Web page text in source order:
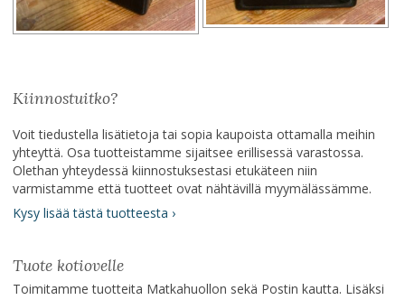
Kiinnostuitko?
Voit tiedustella lisätietoja tai sopia kaupoista ottamalla meihin
yhteyttä. Osa tuotteistamme sijaitsee erillisessä varastossa.
Olethan yhteydessä kiinnostuksestasi etukäteen niin
varmistamme että tuotteet ovat nähtävillä myymälässämme.
Kysy lisää tästä tuotteesta ›
Tuote kotiovelle
Toimitamme tuotteita Matkahuollon sekä Postin kautta. Lisäksi